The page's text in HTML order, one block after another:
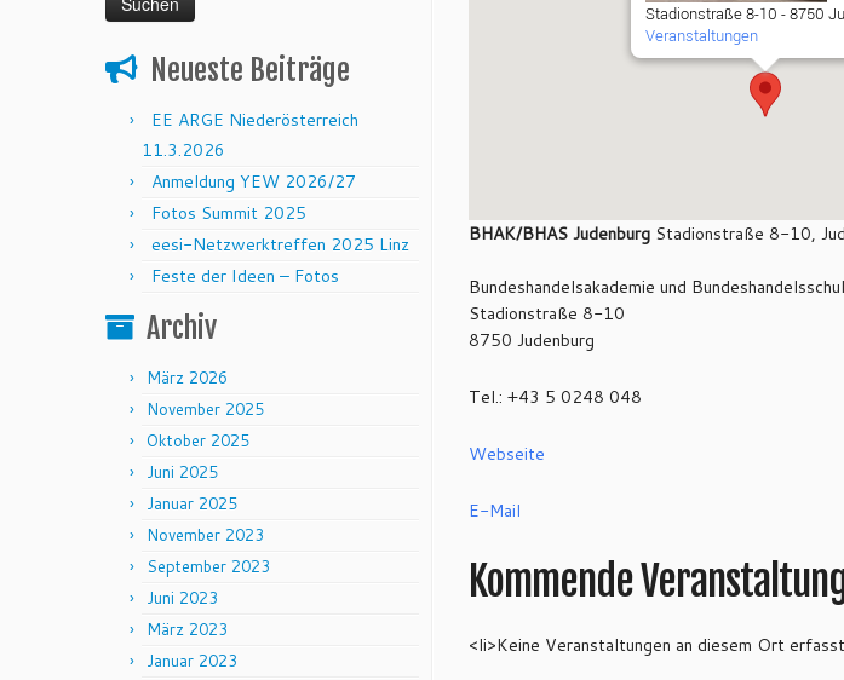
Neueste Beiträge
EE ARGE Niederösterreich
11.3.2026
Anmeldung YEW 2026/27
Fotos Summit 2025
eesi-Netzwerktreffen 2025 Linz
Feste der Ideen – Fotos
Archiv
März 2026
November 2025
Oktober 2025
Juni 2025
Januar 2025
November 2023
September 2023
Juni 2023
März 2023
Januar 2023
Stadionstraße 8-10 - 8750
Veranstaltungen
BHAK/BHAS Judenburg Stadionstraße 8-10,
Bundeshandelsakademie und
Stadionstraße 8-10
8750 Judenburg
Tel.: +43 5 0248 048
Webseite
E-Mail
Kommende
<li>Keine Veranstaltungen an diesem Ort